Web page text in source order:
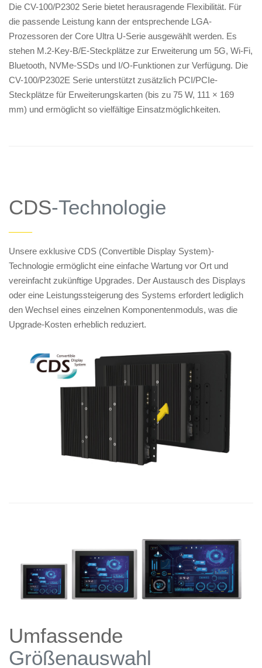
Die CV-100/P2302 Serie bietet herausragende Flexibilität. Für
die passende Leistung kann der entsprechende LGA-
Prozessoren der Core Ultra U-Serie ausgewählt werden. Es
stehen M.2-Key-B/E-Steckplätze zur Erweiterung um 5G, Wi-Fi,
Bluetooth, NVMe-SSDs und I/O-Funktionen zur Verfügung. Die
CV-100/P2302E Serie unterstützt zusätzlich PCI/PCIe-
Steckplätze für Erweiterungskarten (bis zu 75 W, 111 × 169
mm) und ermöglicht so vielfältige Einsatzmöglichkeiten.
CDS-Technologie
——
Unsere exklusive CDS (Convertible Display System)-
Technologie ermöglicht eine einfache Wartung vor Ort und
vereinfacht zukünftige Upgrades. Der Austausch des Displays
oder eine Leistungssteigerung des Systems erfordert lediglich
den Wechsel eines einzelnen Komponentenmoduls, was die
Upgrade-Kosten erheblich reduziert.
Umfassende
Größenauswahl